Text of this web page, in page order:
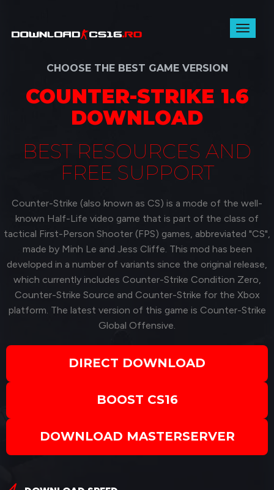
Toggle
CHOOSE THE BEST GAME VERSION
COUNTER-STRIKE 1.6
DOWNLOAD
BEST RESOURCES AND
FREE SUPPORT
Counter-Strike (also known as CS) is a mode of the well-
known Half-Life video game that is part of the class of
tactical First-Person Shooter (FPS) games, abbreviated "CS",
made by Minh Le and Jess Cliffe. This mod has been
developed in a number of variants since the original release,
which currently includes Counter-Strike Condition Zero,
Counter-Strike Source and Counter-Strike for the Xbox
platform. The latest version of this game is Counter-Strike
Global Offensive.
DIRECT DOWNLOAD
BOOST CS16
DOWNLOAD MASTERSERVER